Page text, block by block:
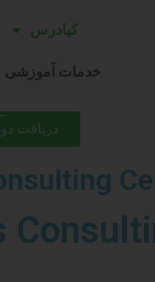
کیادرس
خدمات آموزشی
دریافت دوره